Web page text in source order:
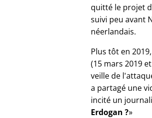
quitté le projet
suivi peu avant
néerlandais.
Plus tôt en
(15 mars 2019
veille de
a partagé une
incité un
Erdogan ?